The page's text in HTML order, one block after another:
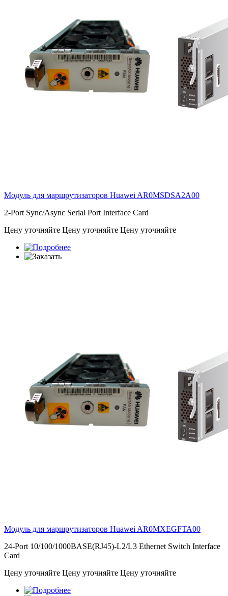
Модуль для маршрутизаторов Huawei AR0MSDSA2A00
2-Port Sync/Async Serial Port Interface Card
Цену уточняйте Цену уточняйте Цену уточняйте
Модуль для маршрутизаторов Huawei AR0MXEGFTA00
24-Port 10/100/1000BASE(RJ45)-L2/L3 Ethernet Switch Interface
Card
Цену уточняйте Цену уточняйте Цену уточняйте